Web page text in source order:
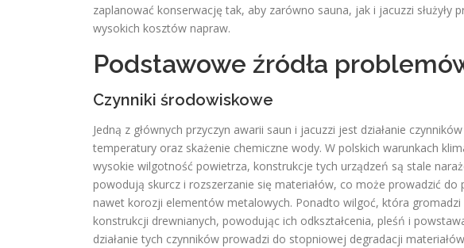
zaplanować konserwację tak, aby zarówno sauna, jak i jacuzzi służyły
wysokich kosztów napraw.
Podstawowe źródła
Czynniki środowiskowe
Jedną z głównych przyczyn awarii saun i jacuzzi jest działanie
temperatury oraz skażenie chemiczne wody. W polskich warunkach
wysokie wilgotność powietrza, konstrukcje tych urządzeń są stale
powodują skurcz i rozszerzanie się materiałów, co może prowadzić
nawet korozji elementów metalowych. Ponadto wilgoć, która
konstrukcji drewnianych, powodując ich odkształcenia, pleśń i
działanie tych czynników prowadzi do stopniowej degradacji